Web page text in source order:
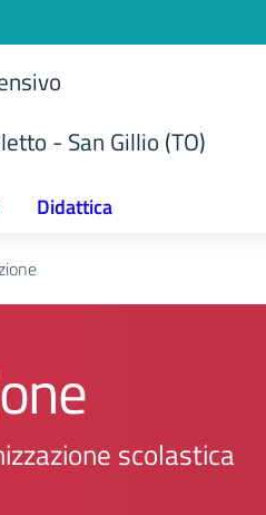
- San Gillio (TO)
Didattica
scolastica